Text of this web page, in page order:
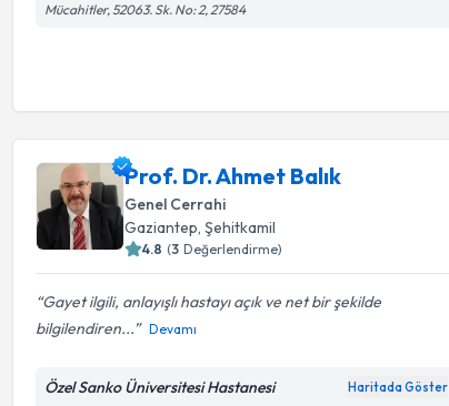
Mücahitler, 52063. Sk. No: 2, 27584
Prof. Dr. Ahmet Balık
Genel Cerrahi
Gaziantep , Şehitkamil
4.8 (3 Değerlendirme)
Gayet ilgili, anlayışlı hastayı açık ve net bir şekilde
bilgilendiren...
Devamı
Özel Sanko Üniversitesi Hastanesi Haritada Göster